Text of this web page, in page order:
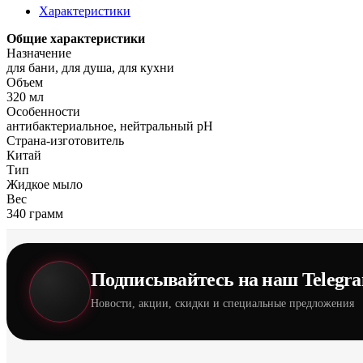
Характеристики
Общие характеристики
Назначение
для бани, для душа, для кухни
Объем
320 мл
Особенности
антибактериальное, нейтральный pH
Страна-изготовитель
Китай
Тип
Жидкое мыло
Вес
340 грамм
Подписывайтесь на наш
Новости, акции, скидки и специальные предложения